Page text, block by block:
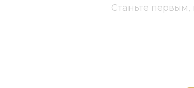
Станьте первым,